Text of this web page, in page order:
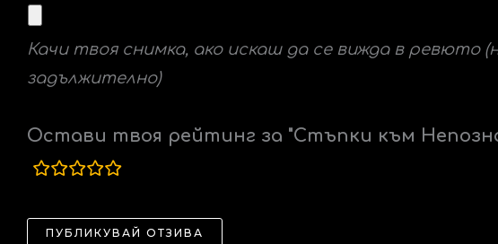
Качи твоя снимка, ако искаш да се вижда в ревюто
задължително)
Остави твоя рейтинг за "Стъпки към
rating